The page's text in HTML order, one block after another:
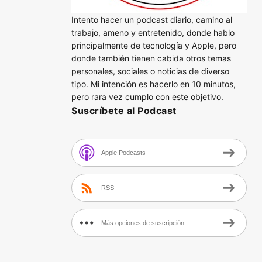
Intento hacer un podcast diario, camino al
trabajo, ameno y entretenido, donde hablo
principalmente de tecnología y Apple, pero
donde también tienen cabida otros temas
personales, sociales o noticias de diverso
tipo. Mi intención es hacerlo en 10 minutos,
pero rara vez cumplo con este objetivo.
Suscríbete al Podcast
Apple Podcasts
RSS
Más opciones de suscripción